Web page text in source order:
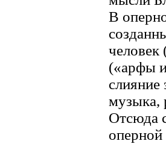
В
человек
(«арфы
музыка,
Отсюда